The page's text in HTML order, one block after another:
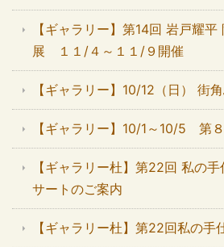
【ギャラリー】第14回 岩戸耀
展 １１/４～１１/９開催
【ギャラリー】10/12（日） 街
【ギャラリー】10/1～10/5 第
【ギャラリー杜】第22回 私の
サートのご案内
【ギャラリー杜】第22回私の